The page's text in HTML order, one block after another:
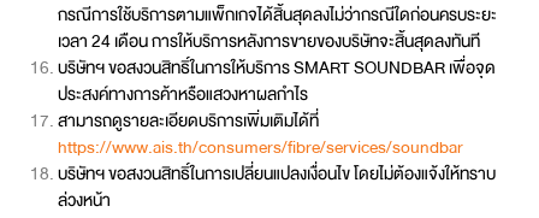
กรณีการใช้บริการตามแพ็กเกจได้สิ้นสุดลงไม่ว่ากรณีใดก่อนครบระยะ
เวลา 24 เดือน การให้บริการหลังการขายของบริษัทจะสิ้นสุดลงทันที
บริษัทฯ ขอสงวนสิทธิ์ในการให้บริการ SMART SOUNDBAR เพื่อจุด
ประสงค์ทางการค้าหรือแสวงหาผลกำไร
สามารถดูรายละเอียดบริการเพิ่มเติมได้ที่
https://www.ais.th/consumers/fibre/services/soundbar
บริษัทฯ ขอสงวนสิทธิ์ในการเปลี่ยนแปลงเงื่อนไข โดยไม่ต้องแจ้งให้ทราบ
ล่วงหน้า